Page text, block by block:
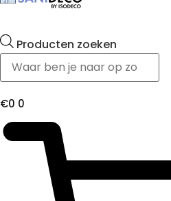
Producten zoeken
€0 0